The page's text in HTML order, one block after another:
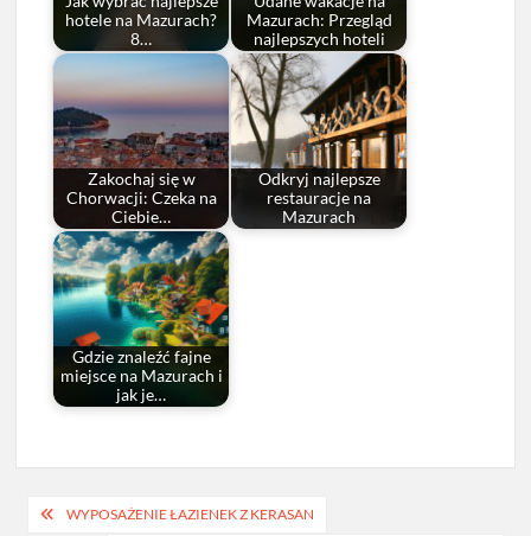
hotele na Mazurach?
8…
Mazurach: Przegląd
najlepszych hoteli
Zakochaj się w
Chorwacji: Czeka na
Ciebie…
Odkryj najlepsze
restauracje na
Mazurach
Gdzie znaleźć fajne
miejsce na Mazurach i
jak je…
Nawigacja
WYPOSAŻENIE ŁAZIENEK Z KERASAN